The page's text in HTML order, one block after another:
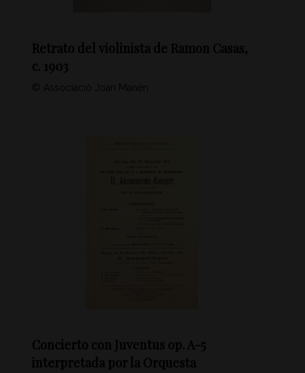
Retrato del violinista de Ramon Casas,
c. 1903
© Associació Joan Manén
Concierto con Juventus op. A-5
interpretada por la Orquesta